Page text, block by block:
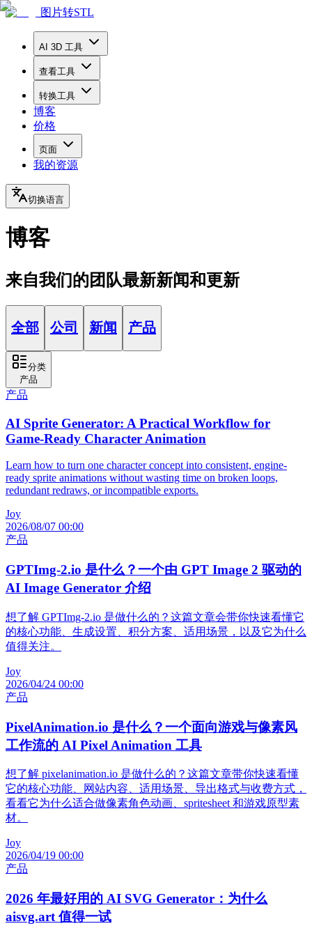
图片转STL
AI 3D 工具
查看工具
转换工具
博客
价格
页面
我的资源
切换语言
博客
来自我们的团队最新新闻和更新
全部 公司 新闻 产品
分类
产品
产品
AI Sprite Generator: A Practical Workflow for
Game-Ready Character Animation
Learn how to turn one character concept into consistent, engine-
ready sprite animations without wasting time on broken loops,
redundant redraws, or incompatible exports.
Joy
2026/08/07 00:00
产品
GPTImg-2.io 是什么？一个由 GPT Image 2 驱动的
AI Image Generator 介绍
想了解 GPTImg-2.io 是做什么的？这篇文章会带你快速看懂它
的核心功能、生成设置、积分方案、适用场景，以及它为什么
值得关注。
Joy
2026/04/24 00:00
产品
PixelAnimation.io 是什么？一个面向游戏与像素风
工作流的 AI Pixel Animation 工具
想了解 pixelanimation.io 是做什么的？这篇文章带你快速看懂
它的核心功能、网站内容、适用场景、导出格式与收费方式，
看看它为什么适合做像素角色动画、spritesheet 和游戏原型素
材。
Joy
2026/04/19 00:00
产品
2026 年最好用的 AI SVG Generator：为什么
aisvg.art 值得一试